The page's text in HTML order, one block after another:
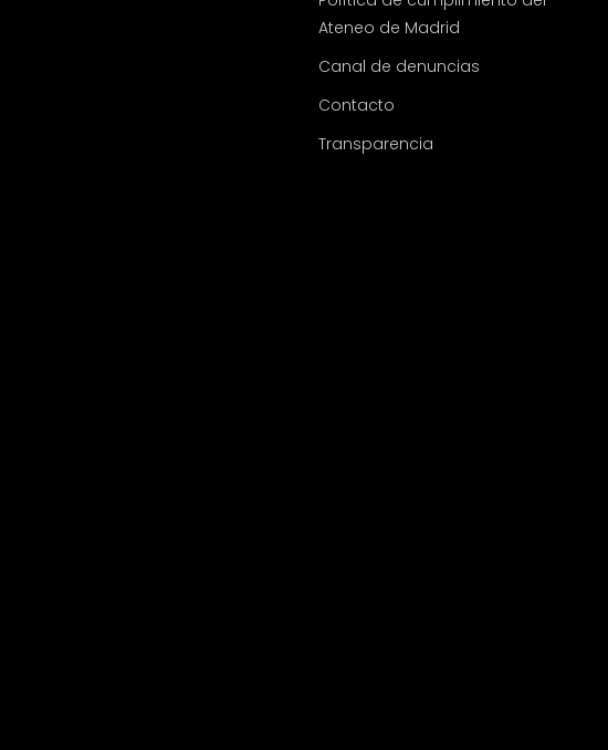
Ateneo de Madrid
Canal de denuncias
Contacto
Transparencia